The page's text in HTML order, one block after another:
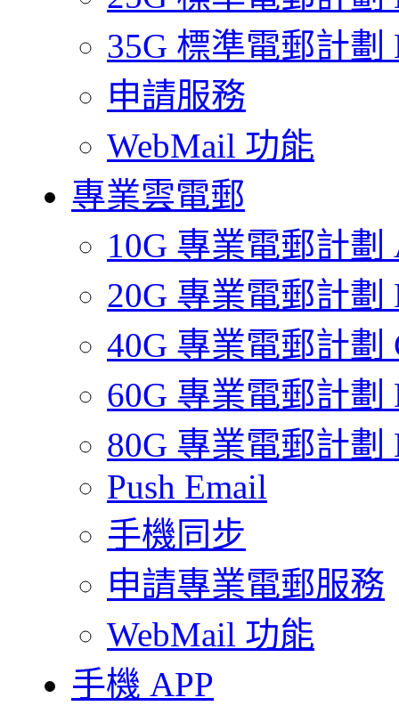
35G 標準電郵計劃
申請服務
WebMail 功能
專業雲電郵
10G 專業電郵計劃
20G 專業電郵計劃
40G 專業電郵計劃
60G 專業電郵計劃
80G 專業電郵計劃
Push Email
手機同步
申請專業電郵服務
WebMail 功能
手機 APP